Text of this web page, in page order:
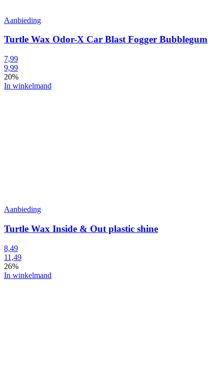
Aanbieding
Turtle Wax Odor-X Car Blast Fogger Bubblegum
7,99
9,99
20%
In winkelmand
Aanbieding
Turtle Wax Inside & Out plastic shine
8,49
11,49
26%
In winkelmand